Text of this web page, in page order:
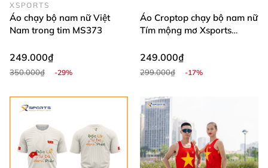
XSPORTS
Áo chạy bộ nam nữ Việt
Nam trong tim MS373
249.000₫
350.000₫ -29%
Áo Croptop chạy bộ nam nữ
Tím mộng mơ Xsports
249.000₫
299.000₫ -17%